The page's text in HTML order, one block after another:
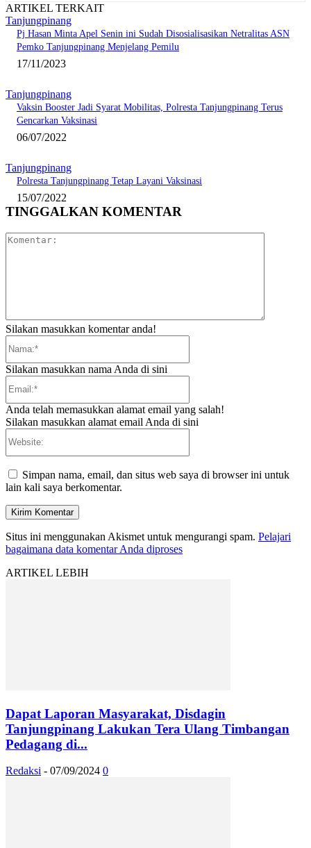
ARTIKEL TERKAIT
Tanjungpinang
Pj Hasan Minta Apel Senin ini Sudah Disosialisasikan Netralitas ASN
Pemko Tanjungpinang Menjelang Pemilu
17/11/2023
Tanjungpinang
Vaksin Booster Jadi Syarat Mobilitas, Polresta Tanjungpinang Terus
Gencarkan Vaksinasi
06/07/2022
Tanjungpinang
Polresta Tanjungpinang Tetap Layani Vaksinasi
15/07/2022
TINGGALKAN KOMENTAR
Silakan masukkan komentar anda!
Silakan masukkan nama Anda di sini
Anda telah memasukkan alamat email yang salah!
Silakan masukkan alamat email Anda di sini
Simpan nama, email, dan situs web saya di browser ini untuk
lain kali saya berkomentar.
Situs ini menggunakan Akismet untuk mengurangi spam. Pelajari
bagaimana data komentar Anda diproses
ARTIKEL LEBIH
Dapat Laporan Masyarakat, Disdagin
Tanjungpinang Lakukan Tera Ulang Timbangan
Pedagang di...
Redaksi - 07/09/2024 0